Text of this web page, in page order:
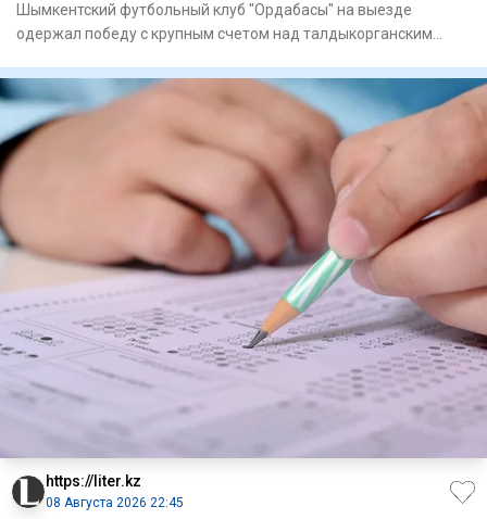
Шымкентский футбольный клуб "Ордабасы" на выезде
одержал победу с крупным счетом над талдыкорганским
https://liter.kz
08 Августа 2026 22:45